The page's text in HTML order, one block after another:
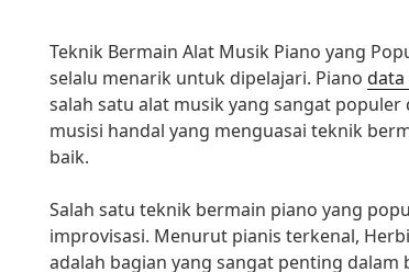
Teknik Bermain Alat Musik Piano yang
selalu menarik untuk dipelajari. Piano data
salah satu alat musik yang sangat populer
musisi handal yang menguasai teknik
baik.
Salah satu teknik bermain piano yang
improvisasi. Menurut pianis terkenal,
adalah bagian yang sangat penting dalam